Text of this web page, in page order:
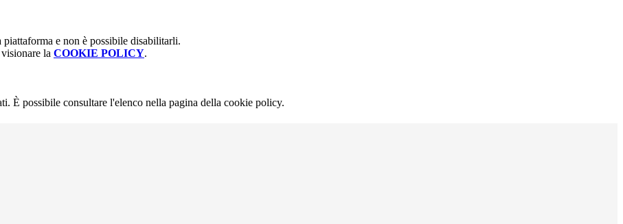
e non è possibile disabilitarli.
la COOKIE POLICY.
È possibile consultare l'elenco nella pagina della cookie policy.